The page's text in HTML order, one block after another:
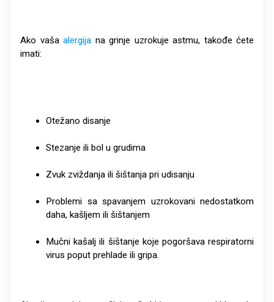
Ako vaša alergija na grinje uzrokuje astmu, takođe ćete
imati:
Otežano disanje
Stezanje ili bol u grudima
Zvuk zviždanja ili šištanja pri udisanju
Problemi sa spavanjem uzrokovani nedostatkom
daha, kašljem ili šištanjem
Mučni kašalj ili šištanje koje pogoršava respiratorni
virus poput prehlade ili gripa.